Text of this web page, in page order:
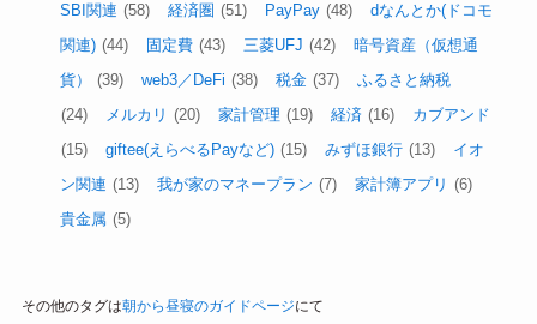
SBI関連 (58) 経済圏 (51) PayPay (48)
dなんとか(ドコモ
関連) (44) 固定費 (43) 三菱UFJ (42)
暗号資産（仮想通
貨）
(39) web3／DeFi (38) 税金 (37)
ふるさと納税
(24)
メルカリ (20) 家計管理 (19) 経済 (16)
カブアンド
(15)
giftee(えらべるPayなど) (15) みずほ銀行 (13)
イオ
ン関連 (13) 我が家のマネープラン (7) 家計簿アプリ (6)
貴金属 (5)
その他のタグは朝から昼寝のガイドページにて